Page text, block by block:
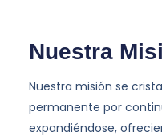
Nuestra
Nuestra misión se
permanente por
expandiéndose,